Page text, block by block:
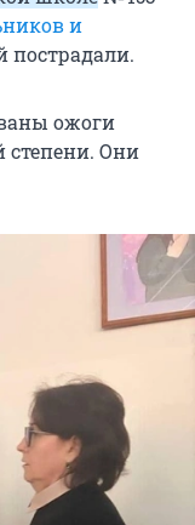
и
пострадали.
ожоги
степени. Они